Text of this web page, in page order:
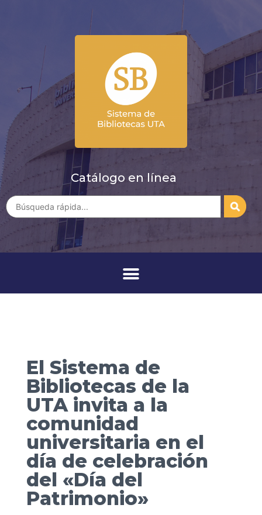
Catálogo en línea
El Sistema de
Bibliotecas de la
UTA invita a la
comunidad
universitaria en el
día de celebración
del «Día del
Patrimonio»